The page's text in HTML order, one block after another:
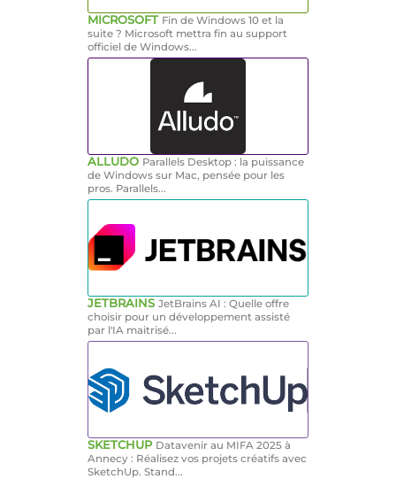
MICROSOFT Fin de Windows 10 et la
suite ? Microsoft mettra fin au support
officiel de Windows...
ALLUDO Parallels Desktop : la puissance
de Windows sur Mac, pensée pour les
pros. Parallels...
JETBRAINS JetBrains AI : Quelle offre
choisir pour un développement assisté
par l'IA maitrisé...
SKETCHUP Datavenir au MIFA 2025 à
Annecy : Réalisez vos projets créatifs avec
SketchUp. Stand...